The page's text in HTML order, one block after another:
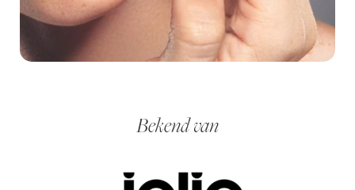
Bekend van